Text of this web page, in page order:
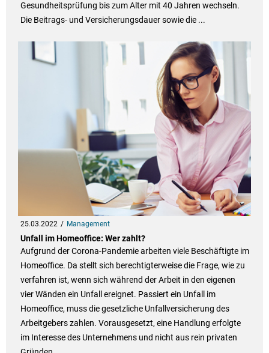
Gesundheitsprüfung bis zum Alter mit 40 Jahren wechseln.
Die Beitrags- und Versicherungsdauer sowie die ...
25.03.2022 Management
Unfall im Homeoffice: Wer zahlt?
Aufgrund der Corona-Pandemie arbeiten viele Beschäftigte im
Homeoffice. Da stellt sich berechtigterweise die Frage, wie zu
verfahren ist, wenn sich während der Arbeit in den eigenen
vier Wänden ein Unfall ereignet. Passiert ein Unfall im
Homeoffice, muss die gesetzliche Unfallversicherung des
Arbeitgebers zahlen. Vorausgesetzt, eine Handlung erfolgte
im Interesse des Unternehmens und nicht aus rein privaten